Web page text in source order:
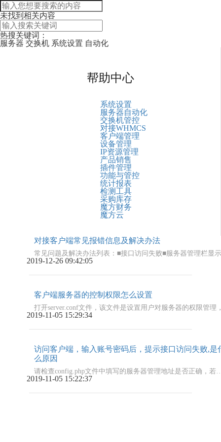
未找到相关内容
热搜关键词：
服务器 交换机 系统设置 自动化
帮助中心
系统设置
服务器自动化
交换机管控
对接WHMCS
客户端管理
设备管理
IP资源管理
产品销售
插件管理
功能与管控
统计报表
检测工具
采购库存
魔方财务
魔方云
对接客户端常见报错信息及解决办法
2019-12-26 09:42:05
客户端服务器的控制权限怎么设置
2019-11-05 15:29:34
访问客户端，输入账号密码后，提示接口访问失败,是
么原因
请检查config.php文件中填写的服务器管理
2019-11-05 15:22:37